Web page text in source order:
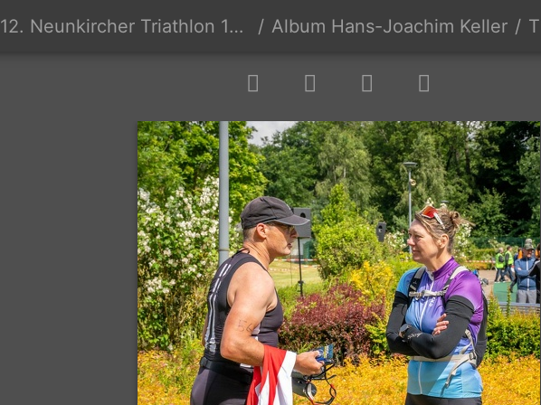
12. Neunkircher Triathlon 16.06.2024 Album Hans-Joachim Keller